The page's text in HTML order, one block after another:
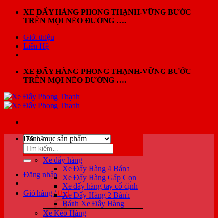
dung
XE ĐẨY HÀNG PHONG THẠNH-VỮNG BƯỚC
TRÊN MỌI NẺO ĐƯỜNG ….
Giới thiệu
Liên Hệ
XE ĐẨY HÀNG PHONG THẠNH-VỮNG BƯỚC
TRÊN MỌI NẺO ĐƯỜNG ….
Tìm
kiếm:
Đăng nhập
Giỏ hàng /0₫
Danh mục sản phẩm
Xe đẩy hàng
Xe Đẩy Hàng 4 Bánh
Xe Đẩy Hàng Gấp Gọn
Xe đẩy hàng tay cố định
Xe Đẩy Hàng 2 Bánh
Bánh Xe Đẩy Hàng
Xe Kéo Hàng